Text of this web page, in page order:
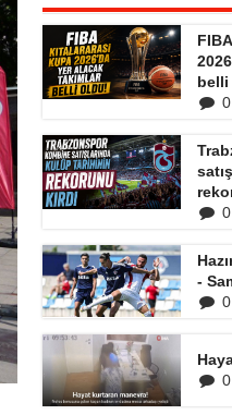
belli
0
0
-
0
0